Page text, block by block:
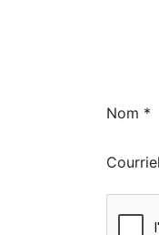
Nom *
Courriel